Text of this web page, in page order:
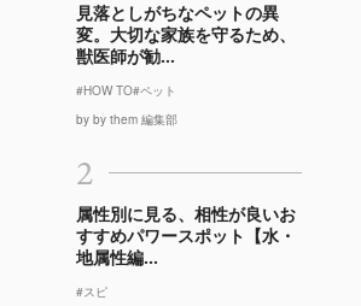
見落としがちなペットの異
変。大切な家族を守るため、
獣医師が勧...
#HOW TO#ペット
by by them 編集部
2
属性別に見る、相性が良いお
すすめパワースポット【水・
地属性編...
#スピ